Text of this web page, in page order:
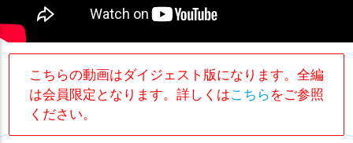
こちらの動画はダイジェスト版になります。全編
は会員限定となります。詳しくはこちら をご参照
ください。